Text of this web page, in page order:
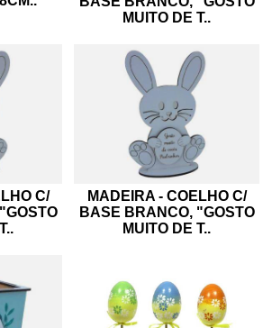
MUITO DE T..
C/
..
MADEIRA - COELHO C/
BASE BRANCO, "GOSTO
MUITO DE T..